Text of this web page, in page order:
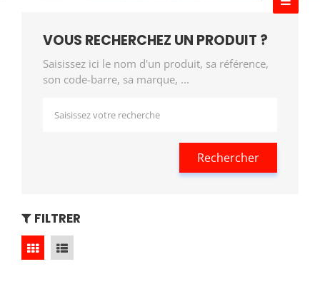
VOUS RECHERCHEZ UN PRODUIT ?
Saisissez ici le nom d'un produit, sa référence,
son code-barre, sa marque, ...
Rechercher
FILTRER